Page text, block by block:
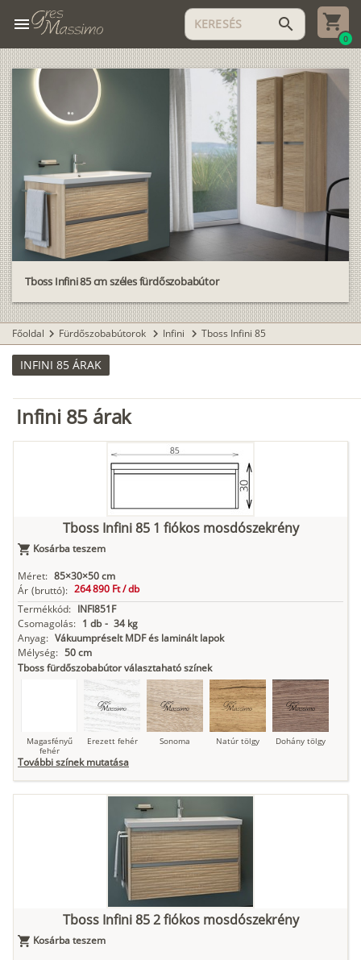
menu search
0
Tboss Infini 85 cm széles fürdőszobabútor
Főoldal chevron_right Fürdőszobabútorok chevron_right Infini chevron_right Tboss Infini 85
INFINI 85 ÁRAK
Infini 85 árak
Tboss Infini 85 1 fiókos mosdószekrény
Kosárba teszem
Méret: 85×30×50 cm
Ár (bruttó): 264 890 Ft /db
Termékkód: INFI851F
Csomagolás: 1 db - 34 kg
Anyag: Vákuumpréselt MDF és laminált lapok
Mélység: 50 cm
Tboss fürdőszobabútor választaható színek
Magasfényű
fehér
Erezett fehér Sonoma Natúr tölgy Dohány tölgy
Grafit fa Loft beton
Szupermatt
fehér
Kőszürke Nádzöld
További színek mutatása
Tboss Infini 85 2 fiókos mosdószekrény
Kosárba teszem